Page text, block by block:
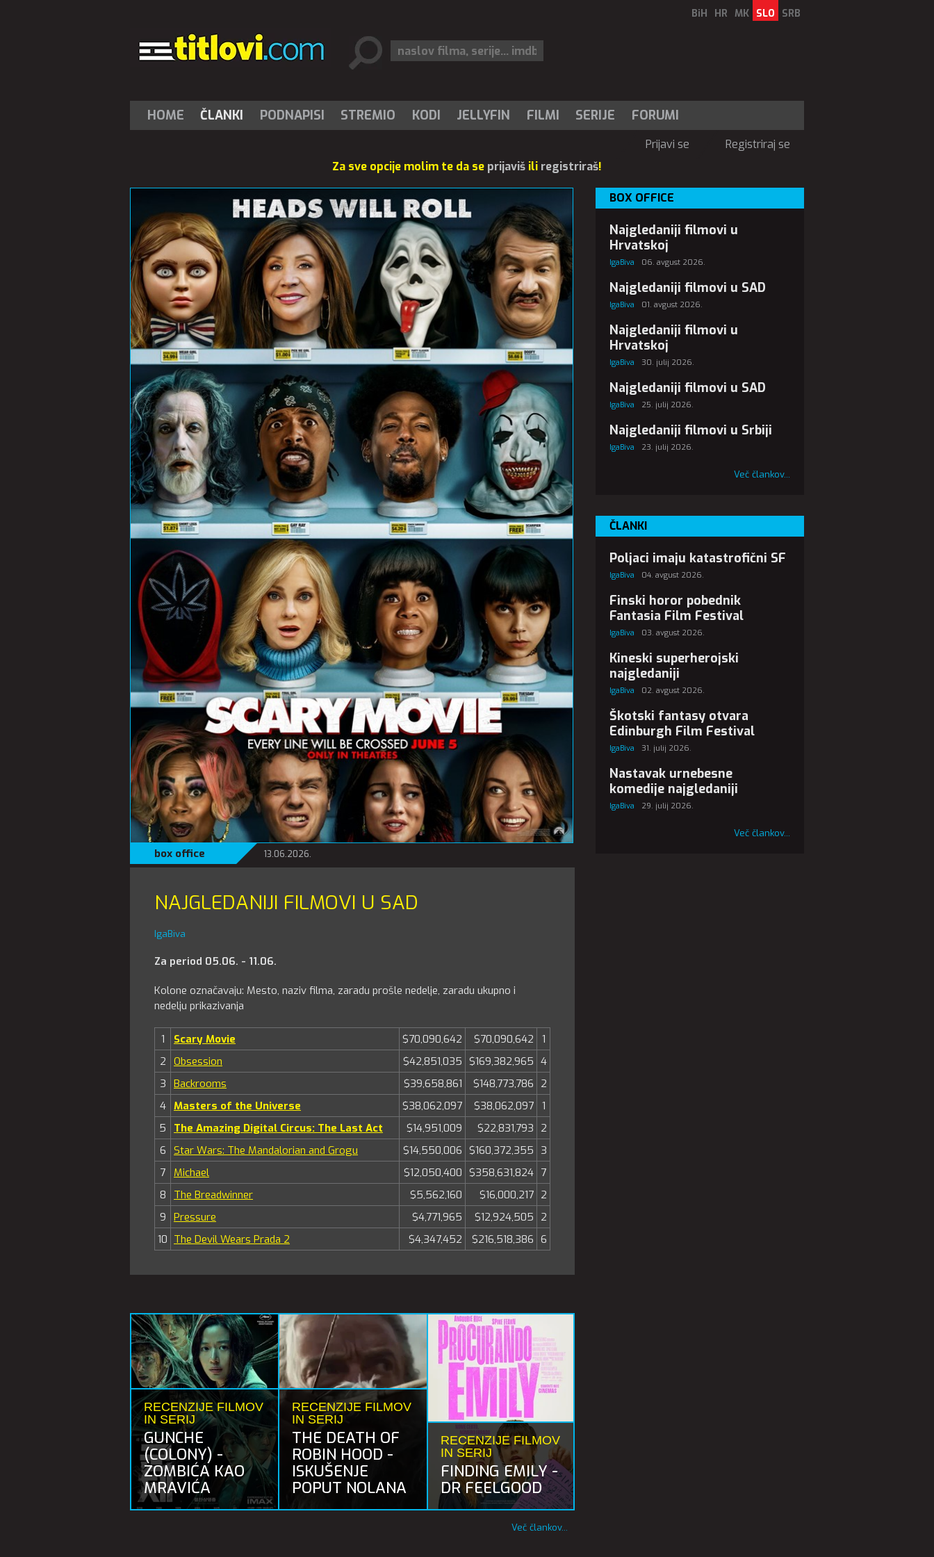
BiH HR MK SLO SRB
HOME ČLANKI PODNAPISI STREMIO KODI JELLYFIN FILMI SERIJE FORUMI
Prijavi se
Registriraj se
Za sve opcije molim te da se prijaviš ili registriraš!
box office 13.06.2026.
NAJGLEDANIJI FILMOVI U SAD
IgaBiva
Za period 05.06. - 11.06.
Kolone označavaju: Mesto, naziv filma, zaradu prošle nedelje, zaradu ukupno i
nedelju prikazivanja
1 Scary Movie $70,090,642 $70,090,642
1
2 Obsession $42,851,035 $169,382,965 4
3 Backrooms $39,658,861 $148,773,786 2
4 Masters of the Universe $38,062,097 $38,062,097 1
5
The Amazing Digital Circus: The Last Act $14,951,009 $22,831,793 2
6 Star Wars: The Mandalorian and Grogu $14,550,006 $160,372,355 3
7
Michael $12,050,400 $358,631,824 7
8
The Breadwinner $5,562,160 $16,000,217 2
9 Pressure $4,771,965 $12,924,505 2
10 The Devil Wears Prada 2 $4,347,452 $216,518,386 6
RECENZIJE FILMOV
IN SERIJ
GUNCHE
(COLONY) -
ZOMBIĆA KAO
MRAVIĆA
RECENZIJE FILMOV
IN SERIJ
THE DEATH OF
ROBIN HOOD -
ISKUŠENJE
POPUT NOLANA
RECENZIJE FILMOV
IN SERIJ
FINDING EMILY -
DR FEELGOOD
Več člankov...
BOX OFFICE
Najgledaniji filmovi u
Hrvatskoj
IgaBiva 06. avgust 2026.
Najgledaniji filmovi u SAD
IgaBiva 01. avgust 2026.
Najgledaniji filmovi u
Hrvatskoj
IgaBiva 30. julij 2026.
Najgledaniji filmovi u SAD
IgaBiva 25. julij 2026.
Najgledaniji filmovi u Srbiji
IgaBiva 23. julij 2026.
Več člankov...
ČLANKI
Poljaci imaju katastrofični SF
IgaBiva 04. avgust 2026.
Finski horor pobednik
Fantasia Film Festival
IgaBiva 03. avgust 2026.
Kineski superherojski
najgledaniji
IgaBiva 02. avgust 2026.
Škotski fantasy otvara
Edinburgh Film Festival
IgaBiva 31. julij 2026.
Nastavak urnebesne
komedije najgledaniji
IgaBiva 29. julij 2026.
Več člankov...